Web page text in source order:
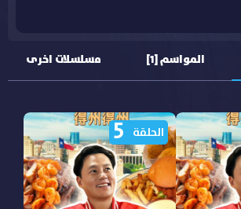
المواسم [1] مسلسلات اخرى
الحلقة 5